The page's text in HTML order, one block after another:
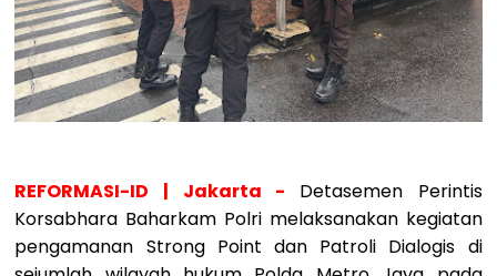
REFORMASI-ID | Jakarta - Detasemen Perintis
Korsabhara Baharkam Polri melaksanakan kegiatan
pengamanan Strong Point dan Patroli Dialogis di